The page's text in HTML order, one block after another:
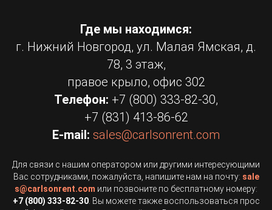
Где мы находимся:
г. Нижний Новгород, ул. Малая Ямская, д.
78, 3 этаж,
правое крыло, офис 302
Телефон: +7 (800) 333-82-30,
+7 (831) 413-86-62
E-mail: sales@carlsonrent.com
Для связи с нашим оператором или другими интересующими
Вас сотрудниками, пожалуйста, напишите нам на почту: sale
s@carlsonrent.com или позвоните по бесплатному номеру:
+7 (800) 333-82-30. Вы можете также воспользоваться прос